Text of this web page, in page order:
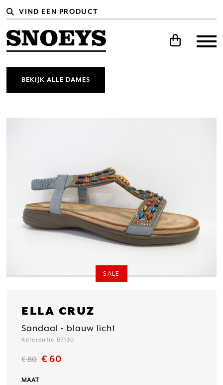
BEKIJK ALLE DAMES
SALE
ELLA CRUZ
Sandaal - blauw licht
Referentie 97130
€ 80 € 60
MAAT